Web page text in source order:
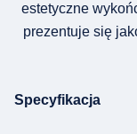
estetyczne
prezentuje się
Specyfikacja